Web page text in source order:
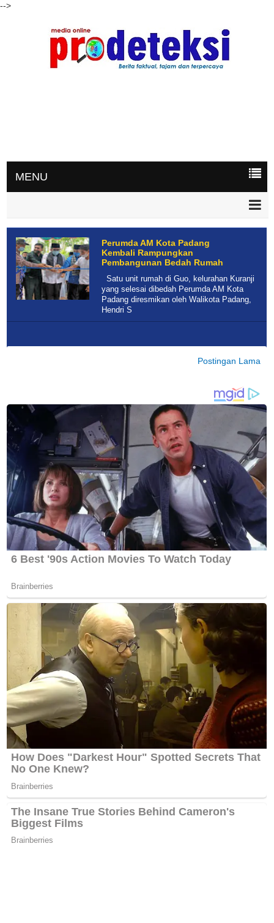
-->
MENU
Perumda AM Kota Padang
Kembali Rampungkan
Pembangunan Bedah Rumah
Satu unit rumah di Guo, kelurahan Kuranji
yang selesai dibedah Perumda AM Kota
Padang diresmikan oleh Walikota Padang,
Hendri S
Postingan Lama